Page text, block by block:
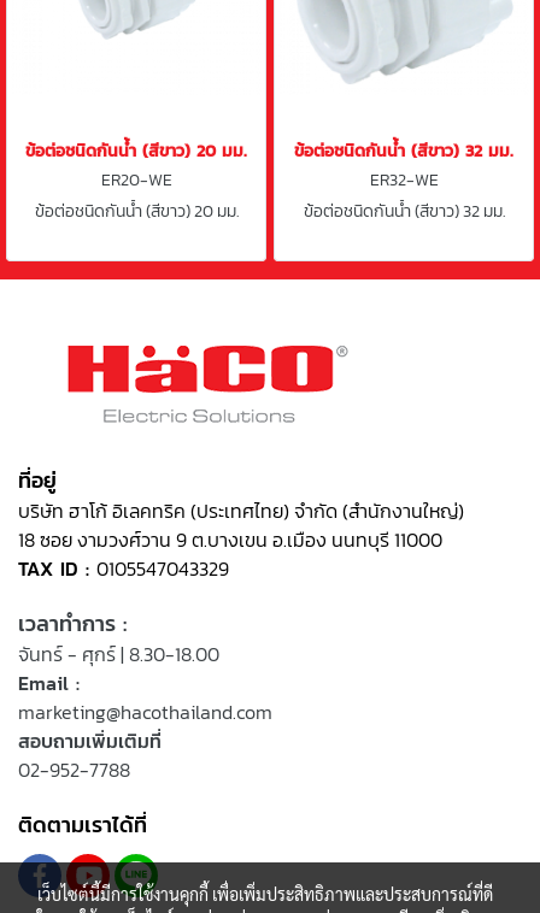
ข้อต่อชนิดกันน้ำ (สีขาว) 20 มม.
ER20-WE
ข้อต่อชนิดกันน้ำ (สีขาว) 20 มม.
ข้อต่อชนิดกันน้ำ (สีขาว) 32 มม.
ER32-WE
ข้อต่อชนิดกันน้ำ (สีขาว) 32 มม.
ที่อยู่
บริษัท ฮาโก้ อิเลคทริค (ประเทศไทย) จำกัด (สำนักงานใหญ่)
18 ซอย งามวงศ์วาน 9 ต.บางเขน อ.เมือง นนทบุรี 11000
TAX ID : 0105547043329
เวลาทำการ :
จันทร์ - ศุกร์ | 8.30-18.00
Email :
marketing@hacothailand.com
สอบถามเพิ่มเติมที่
02-952-7788
ติดตามเราได้ที่
เว็บไซต์นี้มีการใช้งานคุกกี้ เพื่อเพิ่มประสิทธิภาพและประสบการณ์ที่ดี